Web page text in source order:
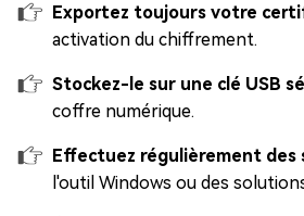
Exportez toujours votre
activation du chiffrement.
Stockez-le sur une clé USB
coffre numérique.
Effectuez régulièrement des
l'outil Windows ou des